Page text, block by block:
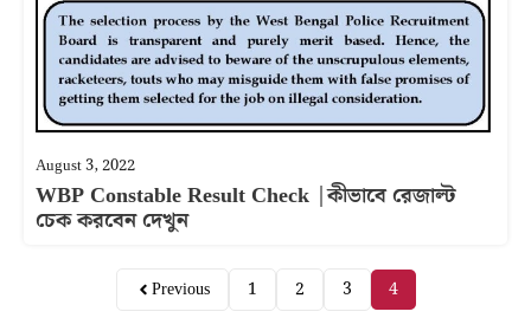
August 3, 2022
WBP Constable Result Check |কীভাবে রেজাল্ট
চেক করবেন দেখুন
Previous 1 2 3 4